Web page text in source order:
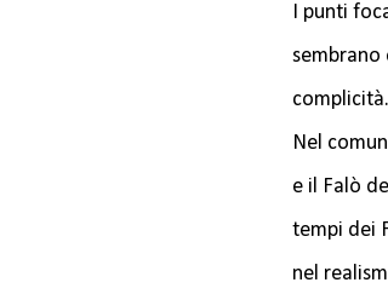
I punti
sembrano
complicità.
Nel
e il Falò
tempi dei
nel